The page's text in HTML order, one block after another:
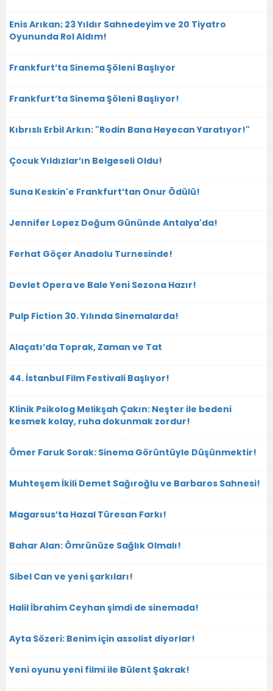
Enis Arıkan; 23 Yıldır Sahnedeyim ve 20 Tiyatro
Oyununda Rol Aldım!
Frankfurt’ta Sinema Şöleni Başlıyor
Frankfurt’ta Sinema Şöleni Başlıyor!
Kıbrıslı Erbil Arkın: "Rodin Bana Heyecan Yaratıyor!"
Çocuk Yıldızlar’ın Belgeseli Oldu!
Suna Keskin'e Frankfurt’tan Onur Ödülü!
Jennifer Lopez Doğum Gününde Antalya'da!
Ferhat Göçer Anadolu Turnesinde!
Devlet Opera ve Bale Yeni Sezona Hazır!
Pulp Fiction 30. Yılında Sinemalarda!
Alaçatı’da Toprak, Zaman ve Tat
44. İstanbul Film Festivali Başlıyor!
Klinik Psikolog Melikşah Çakın: Neşter ile bedeni
kesmek kolay, ruha dokunmak zordur!
Ömer Faruk Sorak: Sinema Görüntüyle Düşünmektir!
Muhteşem İkili Demet Sağıroğlu ve Barbaros Sahnesi!
Magarsus’ta Hazal Türesan Farkı!
Bahar Alan: Ömrünüze Sağlık Olmalı!
Sibel Can ve yeni şarkıları!
Halil İbrahim Ceyhan şimdi de sinemada!
Ayta Sözeri: Benim için assolist diyorlar!
Yeni oyunu yeni filmi ile Bülent Şakrak!